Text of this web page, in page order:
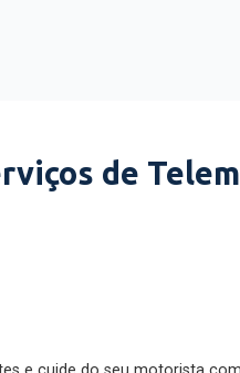
de
e cuide do seu motorista